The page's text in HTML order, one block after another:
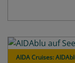
AIDA Cruises: